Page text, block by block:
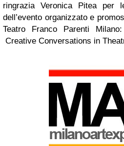
ringrazia Veronica Pitea per
dell’evento organizzato e
Teatro Franco Parenti
Creative Conversations in